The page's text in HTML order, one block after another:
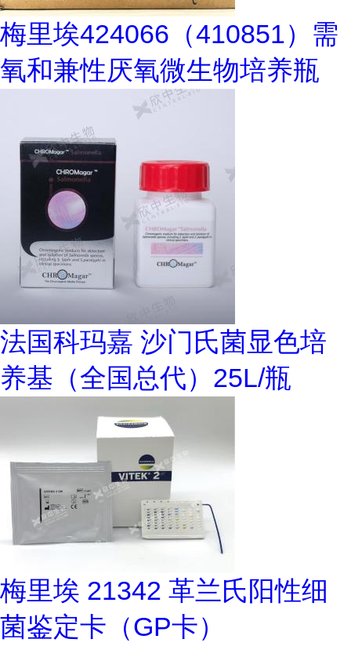
梅里埃424066（410851）需
氧和兼性厌氧微生物培养瓶
法国科玛嘉 沙门氏菌显色培
养基（全国总代）25L/瓶
梅里埃 21342 革兰氏阳性细
菌鉴定卡（GP卡）